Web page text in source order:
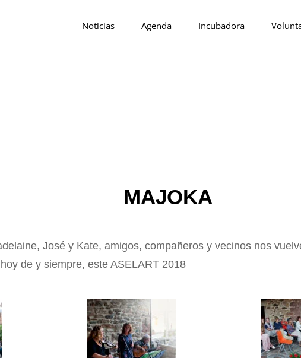
Noticias Agenda Incubadora
MAJOKA
José y Kate, amigos, compañeros y vecinos nos
de y siempre, este ASELART 2018